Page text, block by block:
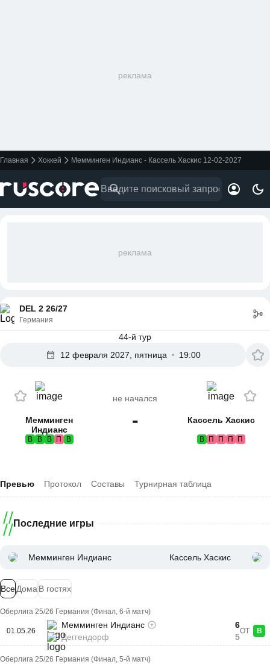
реклама
Главная Хоккей Мемминген Индианс - Кассель Хаскис 12-02-2027
реклама
DEL 2 26/27
Германия
44-й тур
12 февраля 2027, пятница
19:00
Мемминген
Индианс
В В В П В
не начался
- Кассель Хаскис
В П П П П
Превью Протокол Составы Турнирная таблица
Последние игры
Мемминген Индианс Кассель Хаскис
ВсеДома В гостях
Оберлига 25/26 Германия (Финал, 6-й матч)
01.05.26
Мемминген Индианс
Деггендорф
6
5
ОТ В
Оберлига 25/26 Германия (Финал, 5-й матч)